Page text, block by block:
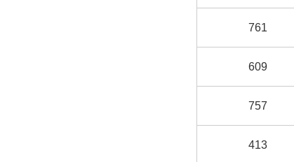
761
609
757
413